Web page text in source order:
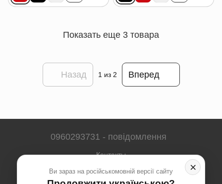
Показать еще 3 товара
Назад 1из 2 Вперед
0960293731 - повідомлення
Контакты
Полная версия сайта ×
Ви зараз на російськомовній версії сайту